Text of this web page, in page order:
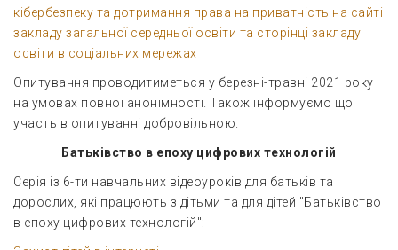
кібербезпеку та дотримання права на приватність на сайті
закладу загальної середньої освіти та сторінці закладу
освіти в соціальних мережах
Опитування проводитиметься у березні-травні 2021 року
на умовах повної анонімності. Також інформуємо що
участь в опитуванні добровільною.
Батьківство в епоху цифрових технологій
Серія із 6-ти навчальних відеоуроків для батьків та
дорослих, які працюють з дітьми та для дітей "Батьківство
в епоху цифрових технологій":